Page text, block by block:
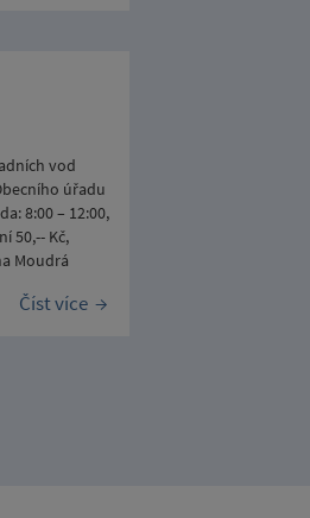
vod
úřadu
8:00 – 12:00,
50,-- Kč,
Moudrá
Číst více